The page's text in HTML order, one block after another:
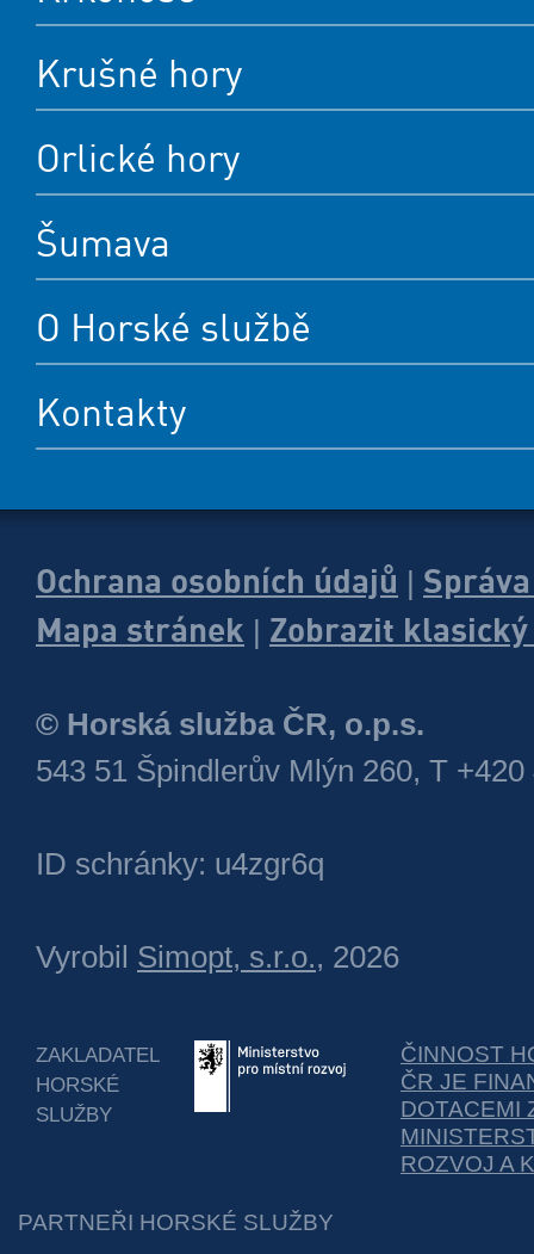
Krušné hory
Orlické hory
Šumava
O Horské službě
Kontakty
Ochrana osobních údajů |
Mapa stránek | Zobrazit
© Horská služba ČR, o.p.s.
543 51 Špindlerův Mlýn 260, T +420
ID schránky: u4zgr6q
Vyrobil Simopt, s.r.o., 2026
ZAKLADATEL
HORSKÉ
SLUŽBY
ČINNOST
ČR JE
DOTACEMI
ROZVOJ A
PARTNEŘI HORSKÉ SLUŽBY